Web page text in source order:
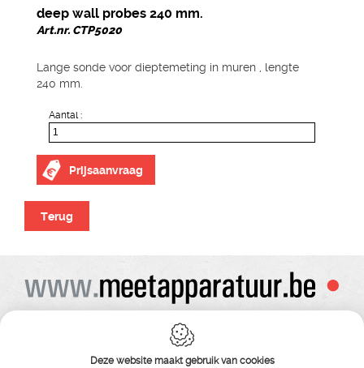
deep wall probes 240 mm.
Art.nr. CTP5020
Lange sonde voor dieptemeting in muren , lengte
240 mm.
Aantal :
Prijsaanvraag
Terug
Alle prijzen zijn onder voorbehoud van wijziging
Bij bestelling ontvangt u vooraf de levering steeds een orderbevestiging
Copyright© alle rechten voorbehouden , gehele of gedeeldelijke overname van
tekst ,foto’s , video’s , verveelvoudiging op welke wijze dan ook , is niet toegestaan
Deze website maakt gebruik van cookies